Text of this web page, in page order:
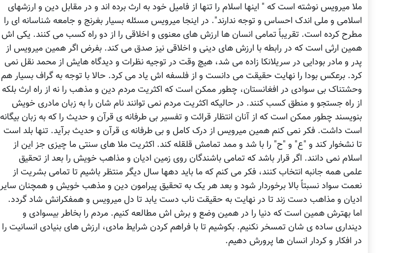
ملا میرویس نوشته است که " اینها اسلام را تنها از فامیل خود به ارث برده اند و در مقابل دین و ارزشهای
اسلامی و ملی اندک احساس و توجه ندارند". در اینجا میرویس مسئله بسیار بغرنج و جامعه شناسانه ای را
مطرح کرده است. تقریباً تمامی انسان ها ارزش های معنوی و اخلاقی را از دو راه کسب می کنند. یکی اش
همین ارثی است که در رابطه با ارزش های دینی و اخلاقی نیز صدق می کند. بفرض اگر همین میرویس از
پدر و مادر بودایی در سریلانکا زاده می شد، هیچ وقت در توجیه نظرات و دیدگاه هایش از محمد نقل نمی
کرد. برعکس بودا را نهایت حقیقت می دانست و از فلسفه اش یاد می کرد. حالا با توجه به گراف بسیار هم
وحشتناک بی سوادی در افغانستان، چطور ممکن است که اکثریت مردم دین و مذهب را نه از راه ارث بلکه
از راه جستجو و منطق کسب کنند. در حالیکه اکثریت مردم نمی توانند نام شان را به زبان مادری خویش
بنویسند چطور ممکن است که از آنان انتظار قرائت و تفسیر بی طرفانه ی قرآن و حدیث را که به زبان بیگانه
است داشت. فکر نمی کنم همین میرویس از درک کامل و بی طرفانه ی قرآن و حدیث برآید. تنها بلد است
تا نشخوار کند و "ع" و "ح" را با شد و ممد تمامش قلقله کند. اکثریت ملا های سنتی ما چیزی جز این از
اسلام نمی دانند. اگر قرار باشد که تمامی باشندگان روی زمین ادیان و مذاهب خویش را بعد از تحقیق
علمی همه جانبه انتخاب کنند، فکر می کنم که ما باید دهها سال دیگر منتظر باشیم تا تمامی بشریت از
نعمت سواد نسبتاً بالا برخوردار شود و بعد هر یک به تحقیق پیرامون دین و مذهب خویش و همچنان سایر
ادیان و مذاهب دست زند تا در نهایت به حقیقت ناب دست یابد تا دل میرویس و همفکرانش شاد گردد.
اما بهترش همین است که دنیا را در همین وضع و برش اش مطالعه کنیم. مردم را بخاطر بیسوادی و
دینداری ساده ی شان تمسخر نکنیم. بکوشیم تا با فراهم کردن شرایط مادی، ارزش های بنیادی انسانیت را
در افکار و کردار انسان ها پرورش دهیم.